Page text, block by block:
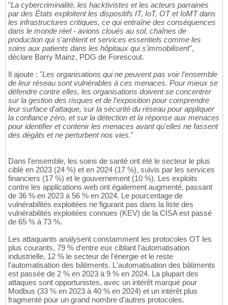
"La cybercriminalité, les hacktivistes et les acteurs parrainés
par des États exploitent les dispositifs IT, IoT, OT et IoMT dans
les infrastructures critiques, ce qui entraîne des conséquences
dans le monde réel - avions cloués au sol, chaînes de
production qui s'arrêtent et services essentiels comme les
soins aux patients dans les hôpitaux qui s'immobilisent",
déclare Barry Mainz, PDG de Forescout.
Il ajoute : "Les organisations qui ne peuvent pas voir l'ensemble
de leur réseau sont vulnérables à ces menaces. Pour mieux se
défendre contre elles, les organisations doivent se concentrer
sur la gestion des risques et de l'exposition pour comprendre
leur surface d'attaque, sur la sécurité du réseau pour appliquer
la confiance zéro, et sur la détection et la réponse aux menaces
pour identifier et contenir les menaces avant qu'elles ne fassent
des dégâts et ne perturbent nos vies."
Dans l'ensemble, les soins de santé ont été le secteur le plus
ciblé en 2023 (24 %) et en 2024 (17 %), suivis par les services
financiers (17 %) et le gouvernement (10 %). Les exploits
contre les applications web ont également augmenté, passant
de 36 % en 2023 à 56 % en 2024. Le pourcentage de
vulnérabilités exploitées ne figurant pas dans la liste des
vulnérabilités exploitées connues (KEV) de la CISA est passé
de 65 % à 73 %.
Les attaquants analysent constamment les protocoles OT les
plus courants, 79 % d'entre eux ciblant l'automatisation
industrielle, 12 % le secteur de l'énergie et le reste
l'automatisation des bâtiments. L'automatisation des bâtiments
est passée de 2 % en 2023 à 9 % en 2024. La plupart des
attaques sont opportunistes, avec un intérêt marqué pour
Modbus (33 % en 2023 à 40 % en 2024) et un intérêt plus
fragmenté pour un grand nombre d'autres protocoles.